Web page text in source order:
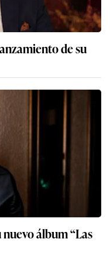
de su
álbum “Las